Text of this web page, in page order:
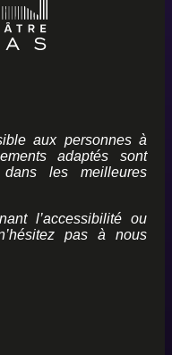
aux personnes à
adaptés sont
les meilleures
l’accessibilité ou
pas à nous